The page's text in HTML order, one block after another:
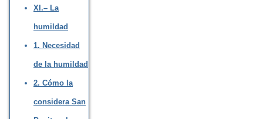
XI.– La
humildad
1. Necesidad
de la humildad
2. Cómo la
considera San